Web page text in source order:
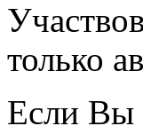
только
Если Вы